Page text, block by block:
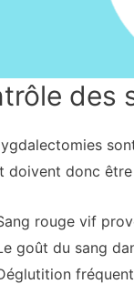
des
doivent donc
rouge vif
goût du sang